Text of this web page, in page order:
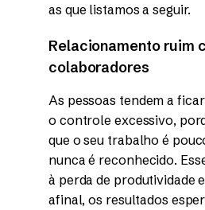
as que listamos a seguir.
Relacionamento ruim
colaboradores
As pessoas tendem a
o controle excessivo,
que o seu trabalho é
nunca é reconhecido.
à perda de produtividade
afinal, os resultados